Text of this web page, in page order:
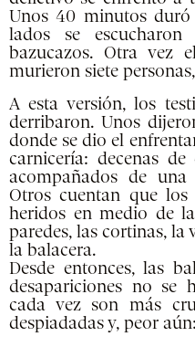
Unos 40 minutos
lados se
bazucazos. Otra vez
murieron siete
A esta versión, los
derribaron. Unos
donde se dio el
carnicería: decenas
acompañados de
Otros cuentan que
heridos en medio de
paredes, las cortinas, la
la balacera.
Desde entonces, las
desapariciones no se
cada vez son más
despiadadas y, peor